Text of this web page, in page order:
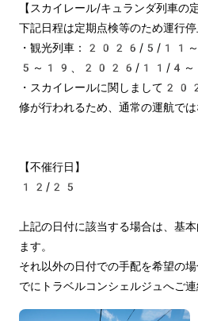
【スカイレール/キュランダ列車の
下記日程は定期点検等のため運行停
・観光列車：2026/5/
5～19、2026/11/4～
・スカイレールに関しまして
修が行われるため、通常の運航では
【不催行日】
12/25
上記の日付に該当する場合は、基
ます。
それ以外の日付での手配を希望の
でにトラベルコンシェルジュへご連